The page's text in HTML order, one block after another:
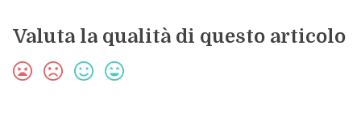
Valuta la qualità di questo articolo